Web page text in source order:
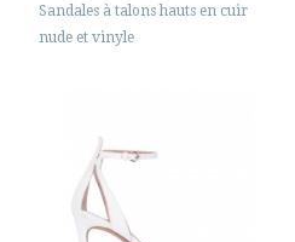
Sandales à talons hauts en cuir
nude et vinyle